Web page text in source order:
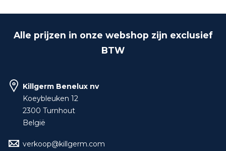
Alle prijzen in onze webshop zijn exclusief
BTW
Killgerm Benelux nv
Koeybleuken 12
2300 Turnhout
België
verkoop@killgerm.com